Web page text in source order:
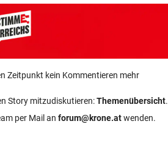
Zeitpunkt kein Kommentieren mehr
Story mitzudiskutieren:Themenübersicht.
per Mail an forum@krone.atwenden.